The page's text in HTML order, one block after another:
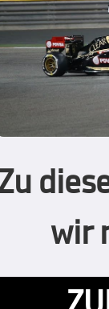
wir